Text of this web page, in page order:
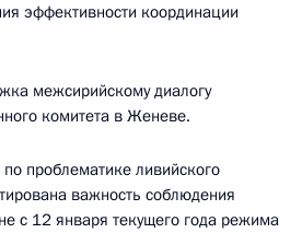
эффективности координации
межсирийскому диалогу
комитета в Женеве.
проблематике ливийского
важность соблюдения
с 12 января текущего года режима